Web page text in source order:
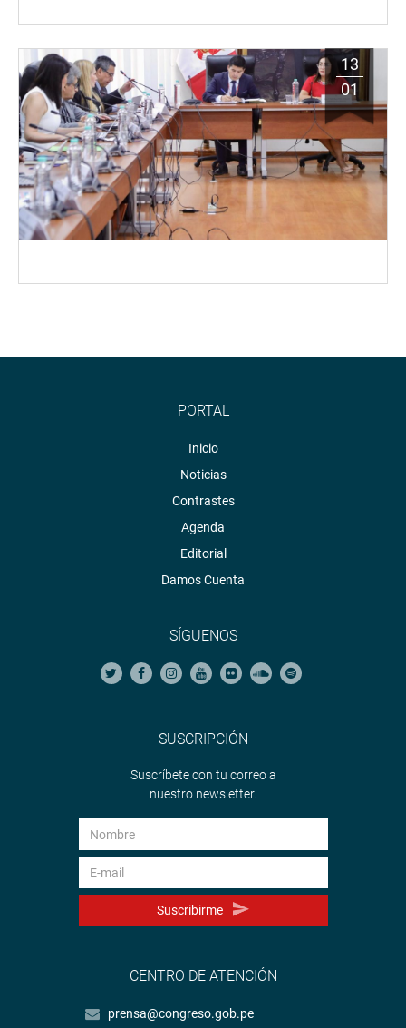
13
01
PORTAL
Inicio
Noticias
Contrastes
Agenda
Editorial
Damos Cuenta
SÍGUENOS
SUSCRIPCIÓN
Suscríbete con tu correo a
nuestro newsletter.
Suscribirme
CENTRO DE ATENCIÓN
prensa@congreso.gob.pe